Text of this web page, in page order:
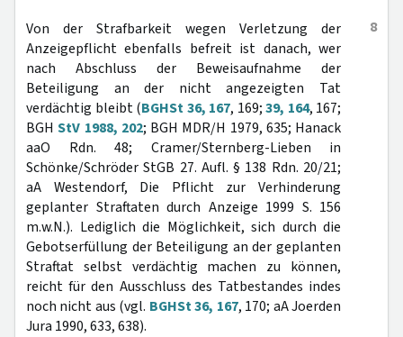
8
Von der Strafbarkeit wegen Verletzung der
Anzeigepflicht ebenfalls befreit ist danach, wer
nach Abschluss der Beweisaufnahme der
Beteiligung an der nicht angezeigten Tat
verdächtig bleibt (BGHSt 36, 167, 169;39, 164, 167;
BGHStV 1988, 202; BGH MDR/H 1979, 635; Hanack
aaO Rdn. 48; Cramer/Sternberg-Lieben in
Schönke/Schröder StGB 27. Aufl. § 138 Rdn. 20/21;
aA Westendorf, Die Pflicht zur Verhinderung
geplanter Straftaten durch Anzeige 1999 S. 156
m.w.N.). Lediglich die Möglichkeit, sich durch die
Gebotserfüllung der Beteiligung an der geplanten
Straftat selbst verdächtig machen zu können,
reicht für den Ausschluss des Tatbestandes indes
noch nicht aus (vgl. BGHSt 36, 167, 170; aA Joerden
Jura 1990, 633, 638).